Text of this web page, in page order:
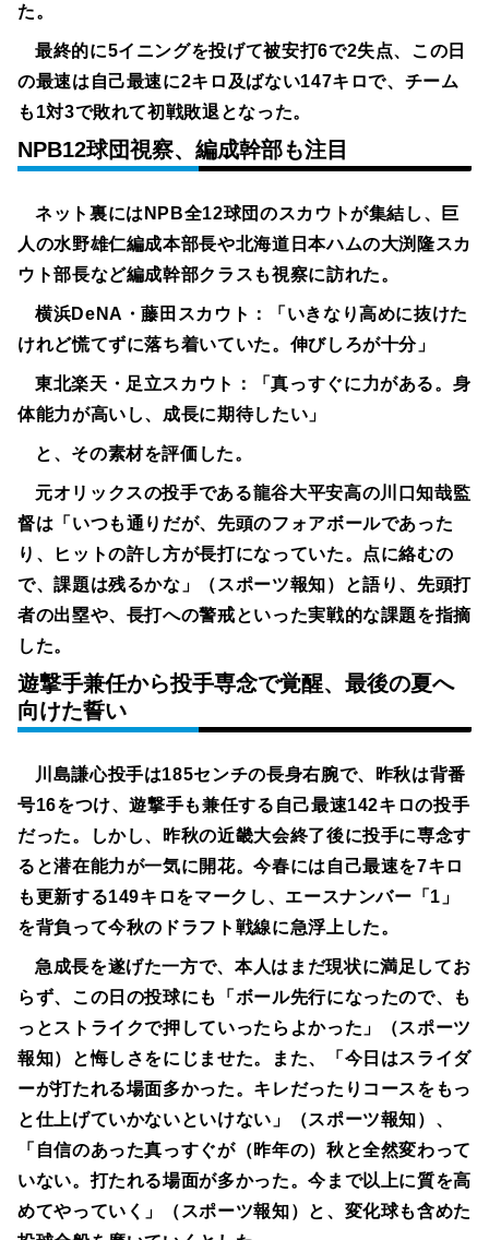
た。
最終的に5イニングを投げて被安打6で2失点、この日
の最速は自己最速に2キロ及ばない147キロで、チーム
も1対3で敗れて初戦敗退となった。
NPB12球団視察、編成幹部も注目
ネット裏にはNPB全12球団のスカウトが集結し、巨
人の水野雄仁編成本部長や北海道日本ハムの大渕隆スカ
ウト部長など編成幹部クラスも視察に訪れた。
横浜DeNA・藤田スカウト：
「いきなり高めに抜けた
けれど慌てずに落ち着いていた。伸びしろが十分」
東北楽天・足立スカウト：
「真っすぐに力がある。身
体能力が高いし、成長に期待したい」
と、その素材を評価した。
元オリックスの投手である龍谷大平安高の川口知哉監
督は「いつも通りだが、先頭のフォアボールであった
り、ヒットの許し方が長打になっていた。点に絡むの
で、課題は残るかな」（スポーツ報知）と語り、先頭打
者の出塁や、長打への警戒といった実戦的な課題を指摘
した。
遊撃手兼任から投手専念で覚醒、最後の夏へ
向けた誓い
川島謙心投手は185センチの長身右腕で、昨秋は背番
号16をつけ、遊撃手も兼任する自己最速142キロの投手
だった。しかし、昨秋の近畿大会終了後に投手に専念す
ると潜在能力が一気に開花。今春には自己最速を7キロ
も更新する149キロをマークし、エースナンバー「1」
を背負って今秋のドラフト戦線に急浮上した。
急成長を遂げた一方で、本人はまだ現状に満足してお
らず、この日の投球にも「ボール先行になったので、も
っとストライクで押していったらよかった」（スポーツ
報知）と悔しさをにじませた。また、「今日はスライダ
ーが打たれる場面多かった。キレだったりコースをもっ
と仕上げていかないといけない」（スポーツ報知）、
「自信のあった真っすぐが（昨年の）秋と全然変わって
いない。打たれる場面が多かった。今まで以上に質を高
めてやっていく」（スポーツ報知）と、変化球も含めた